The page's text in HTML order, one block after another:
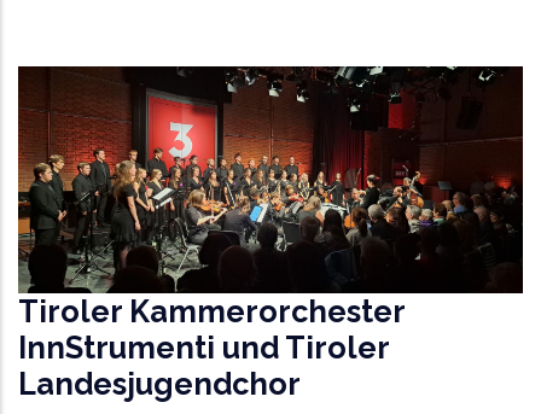
Tiroler Kammerorchester
InnStrumenti und Tiroler
Landesjugendchor